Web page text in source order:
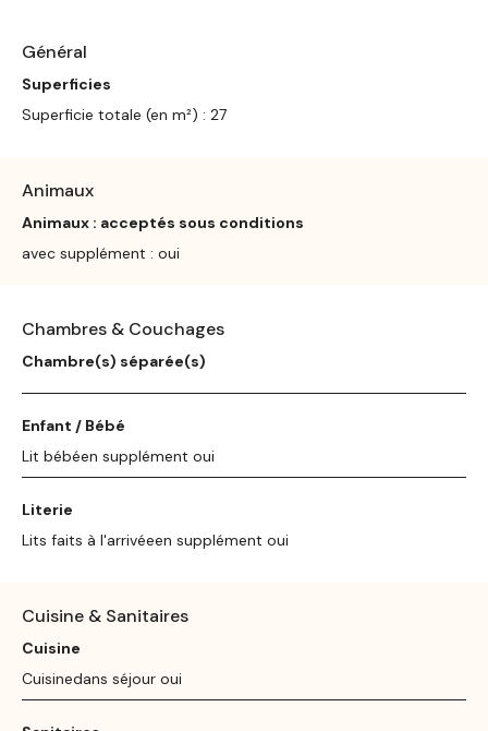
Général
Superficies
Superficie totale (en m²) : 27
Animaux
Animaux : acceptés sous conditions
avec supplément : oui
Chambres & Couchages
Chambre(s) séparée(s)
Enfant / Bébé
Lit bébéen supplément oui
Literie
Lits faits à l'arrivéeen supplément oui
Cuisine & Sanitaires
Cuisine
Cuisinedans séjour oui